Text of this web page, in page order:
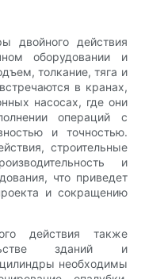
двойного действия
оборудовании и
толкание, тяга и
в кранах,
насосах, где они
операций с
и точностью.
строительные
и
что приведет
и сокращению
действия также
зданий и
необходимы